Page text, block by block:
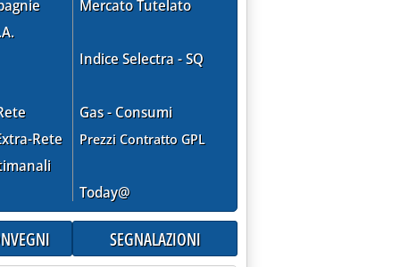
Rete
Mercato Tutelato
Indice Selectra - SQ
Gas - Consumi
Prezzi Contratto GPL
Today@
SEGNALAZIONI